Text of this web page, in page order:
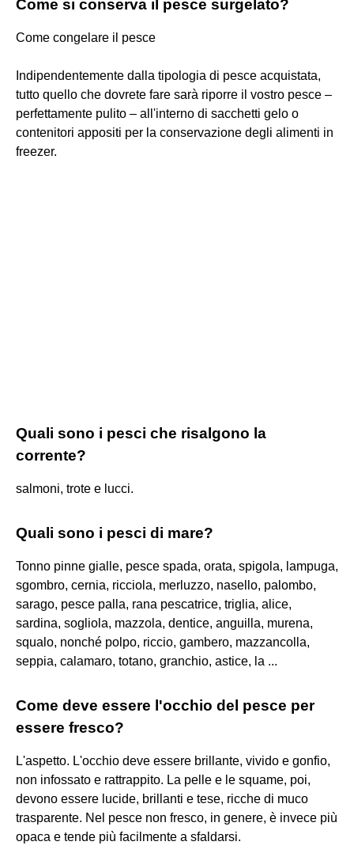
Come si conserva il pesce surgelato?
Come congelare il pesce
Indipendentemente dalla tipologia di pesce acquistata,
tutto quello che dovrete fare sarà riporre il vostro pesce –
perfettamente pulito – all'interno di sacchetti gelo o
contenitori appositi per la conservazione degli alimenti in
freezer.
Quali sono i pesci che risalgono la
corrente?
salmoni, trote e lucci.
Quali sono i pesci di mare?
Tonno pinne gialle, pesce spada, orata, spigola, lampuga,
sgombro, cernia, ricciola, merluzzo, nasello, palombo,
sarago, pesce palla, rana pescatrice, triglia, alice,
sardina, sogliola, mazzola, dentice, anguilla, murena,
squalo, nonché polpo, riccio, gambero, mazzancolla,
seppia, calamaro, totano, granchio, astice, la ...
Come deve essere l'occhio del pesce per
essere fresco?
L'aspetto. L'occhio deve essere brillante, vivido e gonfio,
non infossato e rattrappito. La pelle e le squame, poi,
devono essere lucide, brillanti e tese, ricche di muco
trasparente. Nel pesce non fresco, in genere, è invece più
opaca e tende più facilmente a sfaldarsi.